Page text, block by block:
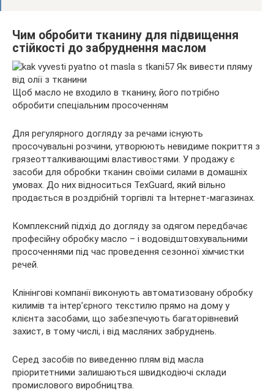
Чим обробити тканину для підвищення
стійкості до забруднення маслом
Щоб масло не входило в тканину, його потрібно
обробити спеціальним просоченням
Для регулярного догляду за речами існують
просочувальні розчини, утворюють невидиме покриття з
грязеотталкивающимі властивостями. У продажу є
засоби для обробки тканин своїми силами в домашніх
умовах. До них відноситься TexGuard, який вільно
продається в роздрібній торгівлі та Інтернет-магазинах.
Комплексний підхід до догляду за одягом передбачає
професійну обробку масло – і водовідштовхувальними
просоченнями під час проведення сезонної хімчистки
речей.
Клінінгові компанії виконують автоматизовану обробку
килимів та інтер’єрного текстилю прямо на дому у
клієнта засобами, що забезпечують багаторівневий
захист, в тому числі, і від масляних забруднень.
Серед засобів по виведенню плям від масла
пріоритетними залишаються швидкодіючі склади
промислового виробництва.